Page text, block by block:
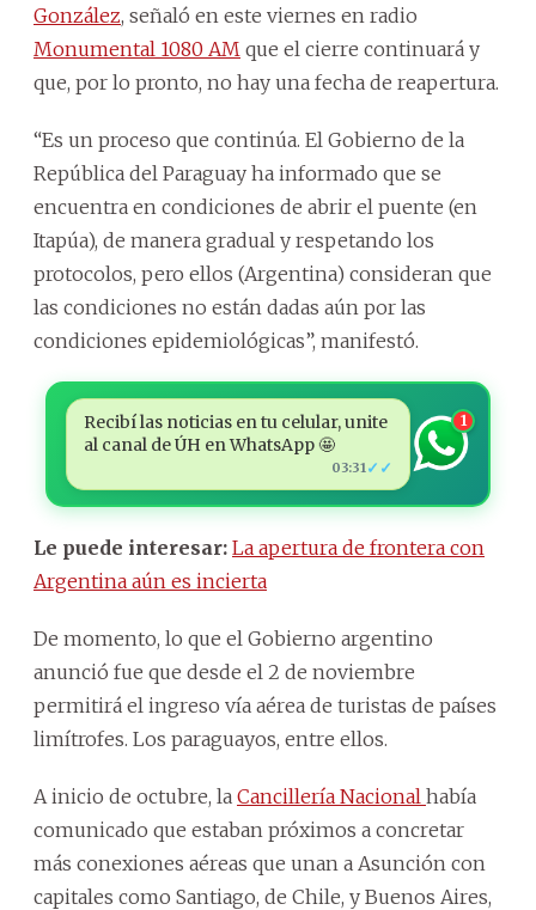
González, señaló en este viernes en radio
Monumental 1080 AM que el cierre continuará y
que, por lo pronto, no hay una fecha de reapertura.
“Es un proceso que continúa. El Gobierno de la
República del Paraguay ha informado que se
encuentra en condiciones de abrir el puente (en
Itapúa), de manera gradual y respetando los
protocolos, pero ellos (Argentina) consideran que
las condiciones no están dadas aún por las
condiciones epidemiológicas”, manifestó.
Recibí las noticias en tu celular, unite
al canal de ÚH en WhatsApp 🤩
03:31 ✓✓
1
Le puede interesar: La apertura de frontera con
Argentina aún es incierta
De momento, lo que el Gobierno argentino
anunció fue que desde el 2 de noviembre
permitirá el ingreso vía aérea de turistas de países
limítrofes. Los paraguayos, entre ellos.
A inicio de octubre, la Cancillería Nacional había
comunicado que estaban próximos a concretar
más conexiones aéreas que unan a Asunción con
capitales como Santiago, de Chile, y Buenos Aires,